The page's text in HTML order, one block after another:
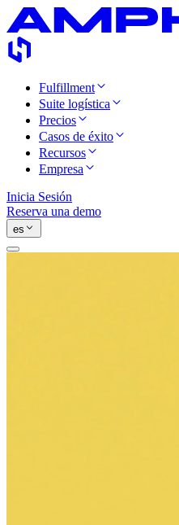
Fulfillment
Suite logística
Precios
Casos de éxito
Recursos
Empresa
Inicia Sesión
Reserva una demo
es